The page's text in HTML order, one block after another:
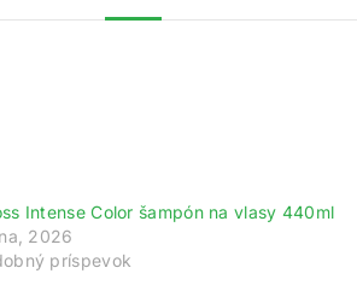
Intense Color šampón na vlasy 440ml
2026
príspevok
Nakupujte výhodnejšie!
Viac toto okno nezobrazovať